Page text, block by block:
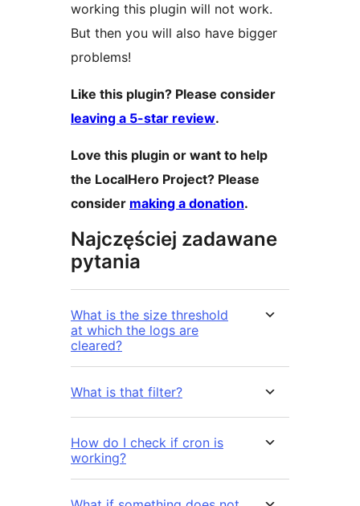
working this plugin will not work.
But then you will also have bigger
problems!
Like this plugin? Please consider
leaving a 5-star review.
Love this plugin or want to help
the LocalHero Project? Please
consider making a donation.
Najczęściej zadawane
pytania
What is the size threshold
at which the logs are
cleared?
What is that filter?
How do I check if cron is
working?